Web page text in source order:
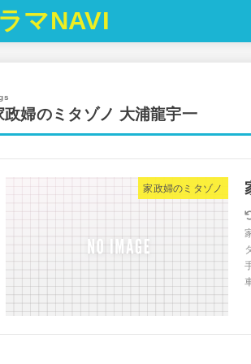
ラマNAVI
政婦のミタゾノ 大浦龍宇一
家政婦のミタゾノ